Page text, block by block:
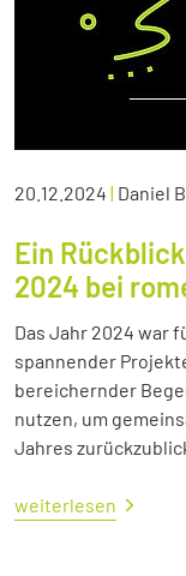
20.12.2024 | Daniel
Ein
2024 bei
Das Jahr 2024 war
spannender
bereichernder
nutzen, um
Jahres
weiterlesen